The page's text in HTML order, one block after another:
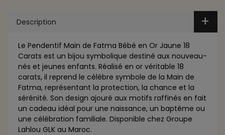
Description
Le Pendentif Main de Fatma Bébé en Or Jaune 18
Carats est un bijou symbolique destiné aux nouveau-
nés et jeunes enfants. Réalisé en or véritable 18
carats, il reprend le célèbre symbole de la Main de
Fatma, représentant la protection, la chance et la
sérénité. Son design ajouré aux motifs raffinés en fait
un cadeau idéal pour une naissance, un baptême ou
une célébration familiale. Disponible chez Groupe
Lahlou GLK au Maroc.